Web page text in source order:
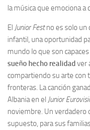
la música que emociona a
El Junior Festno es solo un
infantil, una oportunidad
mundo lo que son
sueño hecho realidad ver
compartiendo su arte con
fronteras. La canción
Albania en el Junior
noviembre. Un verdadero
supuesto, para sus